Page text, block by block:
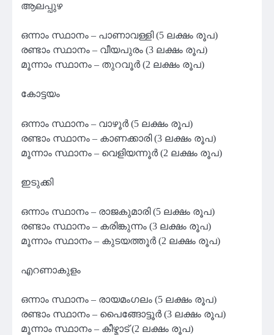
ആലപ്പുഴ
ഒന്നാം സ്ഥാനം – പാണാവള്ളി (5 ലക്ഷം രൂപ)
രണ്ടാം സ്ഥാനം – വീയപുരം (3 ലക്ഷം രൂപ)
മൂന്നാം സ്ഥാനം – തുറവൂര്‍ (2 ലക്ഷം രൂപ)
കോട്ടയം
ഒന്നാം സ്ഥാനം – വാഴൂര്‍ (5 ലക്ഷം രൂപ)
രണ്ടാം സ്ഥാനം – കാണക്കാരി (3 ലക്ഷം രൂപ)
മൂന്നാം സ്ഥാനം – വെളിയന്നൂര്‍ (2 ലക്ഷം രൂപ)
ഇടുക്കി
ഒന്നാം സ്ഥാനം – രാജകുമാരി (5 ലക്ഷം രൂപ)
രണ്ടാം സ്ഥാനം – കരിങ്കുന്നം (3 ലക്ഷം രൂപ)
മൂന്നാം സ്ഥാനം – കുടയത്തൂര്‍ (2 ലക്ഷം രൂപ)
എറണാകുളം
ഒന്നാം സ്ഥാനം – രായമംഗലം (5 ലക്ഷം രൂപ)
രണ്ടാം സ്ഥാനം – പൈങ്ങോട്ടൂര്‍ (3 ലക്ഷം രൂപ)
മൂന്നാം സ്ഥാനം – കീഴ്മാട് (2 ലക്ഷം രൂപ)